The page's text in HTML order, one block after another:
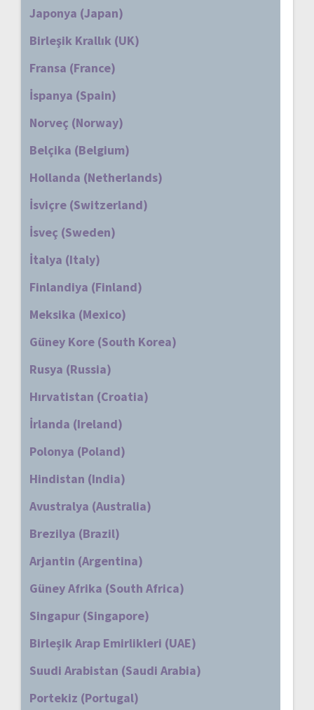
Japonya (Japan)
Birleşik Krallık (UK)
Fransa (France)
İspanya (Spain)
Norveç (Norway)
Belçika (Belgium)
Hollanda (Netherlands)
İsviçre (Switzerland)
İsveç (Sweden)
İtalya (Italy)
Finlandiya (Finland)
Meksika (Mexico)
Güney Kore (South Korea)
Rusya (Russia)
Hırvatistan (Croatia)
İrlanda (Ireland)
Polonya (Poland)
Hindistan (India)
Avustralya (Australia)
Brezilya (Brazil)
Arjantin (Argentina)
Güney Afrika (South Africa)
Singapur (Singapore)
Birleşik Arap Emirlikleri (UAE)
Suudi Arabistan (Saudi Arabia)
Portekiz (Portugal)